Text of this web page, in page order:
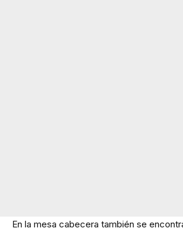
En la mesa cabecera también se